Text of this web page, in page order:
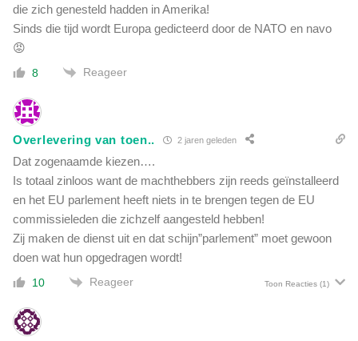
die zich genesteld hadden in Amerika!
Sinds die tijd wordt Europa gedicteerd door de NATO en navo
😡
8 Reageer
Overlevering van toen.. 2 jaren geleden
Dat zogenaamde kiezen….
Is totaal zinloos want de machthebbers zijn reeds geïnstalleerd
en het EU parlement heeft niets in te brengen tegen de EU
commissieleden die zichzelf aangesteld hebben!
Zij maken de dienst uit en dat schijn”parlement” moet gewoon
doen wat hun opgedragen wordt!
10 Reageer Toon Reacties (1)